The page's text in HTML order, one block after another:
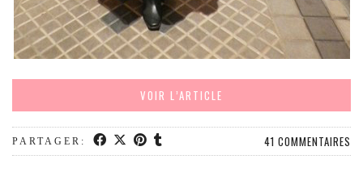
VOIR L’ARTICLE
PARTAGER: 41 COMMENTAIRES